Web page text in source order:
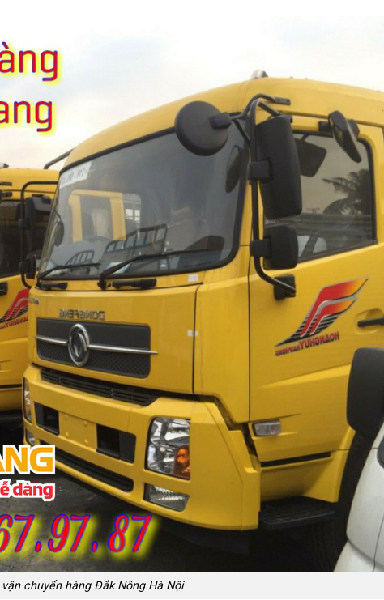
chuyển hàng Đắk Nông Hà Nội